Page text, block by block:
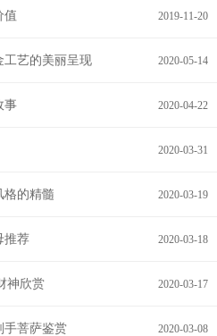
值 2019-11-20
艺的美丽呈现 2020-05-14
事 2020-04-22
2020-03-31
格的精髓 2020-03-19
推荐 2020-03-18
神欣赏 2020-03-17
手菩萨鉴赏 2020-03-08